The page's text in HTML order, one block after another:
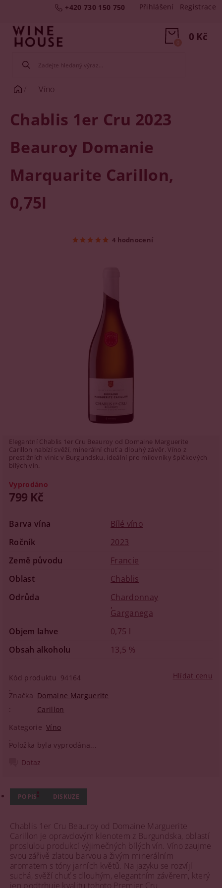
+420 730 150 750 Přihlášení Registrace
0 Kč
0
Víno
Chablis 1er Cru 2023
Beauroy Domanie
Marquarite Carillon,
0,75l
4 hodnocení
Elegantní Chablis 1er Cru Beauroy od Domaine Marguerite
Carillon nabízí svěží, minerální chuť a dlouhý závěr. Víno z
prestižních vinic v Burgundsku, ideální pro milovníky špičkových
bílých vín.
Vyprodáno
799 Kč
Barva vína
Bílé víno
Ročník
2023
Země původu
Francie
Oblast
Chablis
Odrůda
Chardonnay
,
Garganega
Objem lahve
0,75 l
Obsah alkoholu
13,5 %
Kód produktu 94164
Značka Domaine Marguerite
Carillon
Kategorie Víno
Položka byla vyprodána...
Hlídat cenu
Dotaz
POPIS DISKUZE
Chablis 1er Cru Beauroy od Domaine Marguerite
Carillon je opravdovým klenotem z Burgundska, oblastí
proslulou produkcí výjimečných bílých vín. Víno zaujme
svou zářivě zlatou barvou a živým minerálním
aromatem s tóny jarních květů. Na jazyku se rozvíjí
suchá, svěží chuť s dlouhým, elegantním závěrem, který
jen podtrhuje kvalitu tohoto Premier Cru.